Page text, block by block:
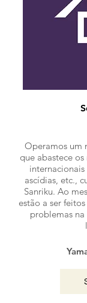
Operamos um
que abastece
ascídias, etc.,
Sanriku. Ao
estão a ser
problemas